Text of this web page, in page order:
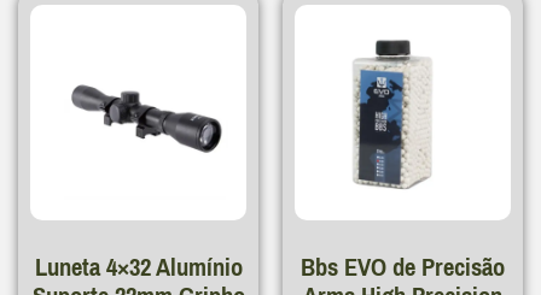
Luneta 4×32 Alumínio Bbs EVO de Precisão